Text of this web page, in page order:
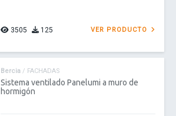
3505 125 VER PRODUCTO
Bercia / FACHADAS
Sistema ventilado Panelumi a muro de
hormigón